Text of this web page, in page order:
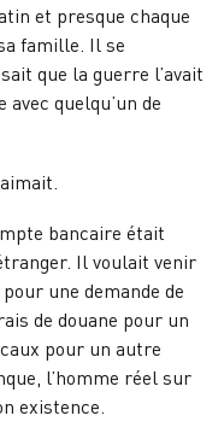
et presque chaque
famille. Il se
que la guerre l’avait
quelqu’un de
bancaire était
Il voulait venir
une demande de
de douane pour un
pour un autre
l’homme réel sur
existence.